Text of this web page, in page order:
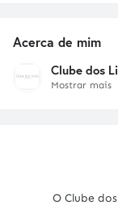
Acerca de mim
Clube dos
Mostrar mais
O Clube